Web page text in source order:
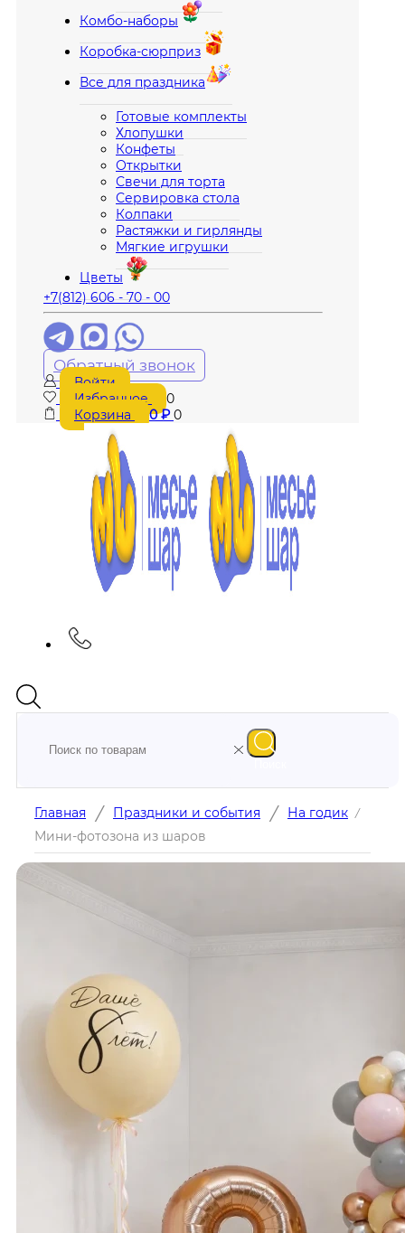
Комбо-наборы
Коробка-сюрприз
Все для праздника
Готовые комплекты
Хлопушки
Конфеты
Открытки
Свечи для торта
Сервировка стола
Колпаки
Растяжки и гирлянды
Мягкие игрушки
Цветы
+7(812) 606 - 70 - 00
Обратный звонок
Войти
Избранное
0
Корзина
0₽ 0
Главная / Праздники и события / На годик /
Мини-фотозона из шаров